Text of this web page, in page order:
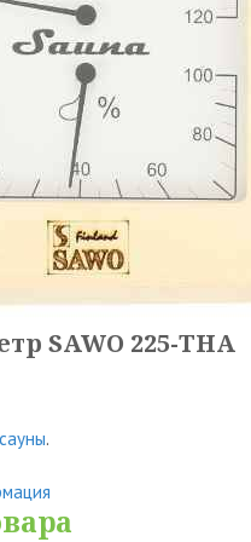
SAWO 225-THA
.